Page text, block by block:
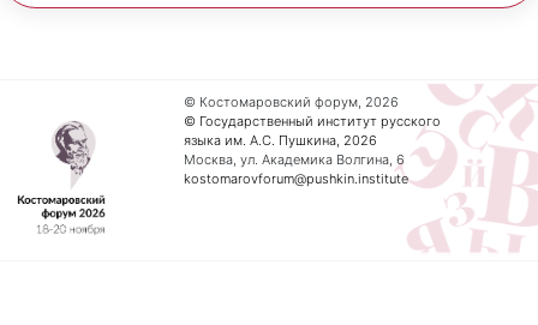
© Костомаровский форум, 2026
© Государственный институт русского
языка им. А.С. Пушкина, 2026
Москва, ул. Академика Волгина, 6
kostomarovforum@pushkin.institute